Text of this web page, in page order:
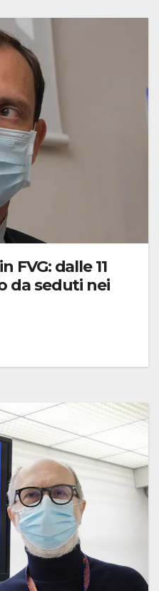
FVG: dalle 11
da seduti nei